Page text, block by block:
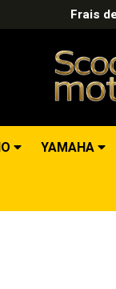
Frais
YAMAHA